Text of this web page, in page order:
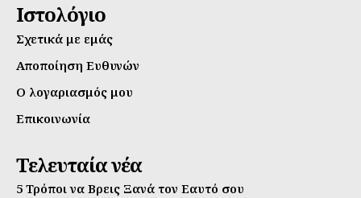
Ιστολόγιο
Σχετικά με εμάς
Αποποίηση Ευθυνών
Ο λογαριασμός μου
Επικοινωνία
Τελευταία νέα
5 Τρόποι να Βρεις Ξανά τον Εαυτό σου